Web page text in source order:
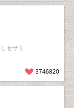
セサミ
3746820